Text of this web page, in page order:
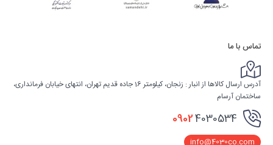
تماس با ما
آدرس ارسال کالاها از انبار : زنجان، کیلومتر 16 جاده قدیم تهران، انتهای خیابان فرمانداری،
ساختمان آرسام
09024030534
info@4030co.com